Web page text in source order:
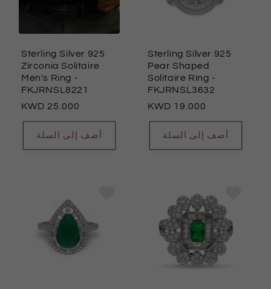
Sterling Silver 925
Zirconia Solitaire
Men's Ring -
FKJRNSL8221
السعر
العادي
25.000
أضف إلى السلة
Sterling Silver 925
Pear Shaped
Solitaire Ring -
FKJRNSL3632
السعر
العادي
19.000
أضف إلى السلة